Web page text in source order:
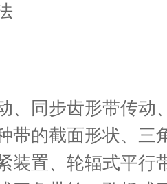
、同步齿形带传动
带的截面形状、三
装置、轮辐式平行